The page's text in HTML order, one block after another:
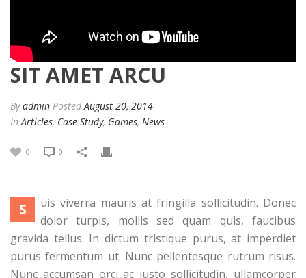
SIT AMET ARCU
Byadmin PostedAugust 20, 2014
InArticles, Case Study, Games, News
0 0
S
uis viverra mauris at fringilla sollicitudin. Donec
dolor turpis, mollis sed quam quis, faucibus
gravida tellus. In dictum tristique purus, at imperdiet
purus fermentum ut. Nunc pellentesque rutrum risus.
Nunc accumsan orci ac justo sollicitudin, ullamcorper